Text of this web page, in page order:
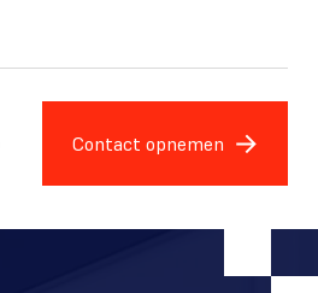
Contact opnemen